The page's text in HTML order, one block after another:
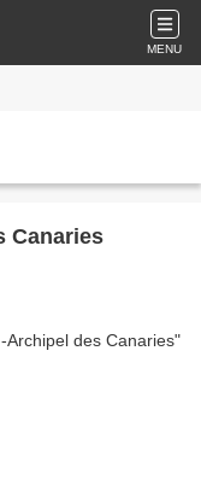
MENU
Canaries